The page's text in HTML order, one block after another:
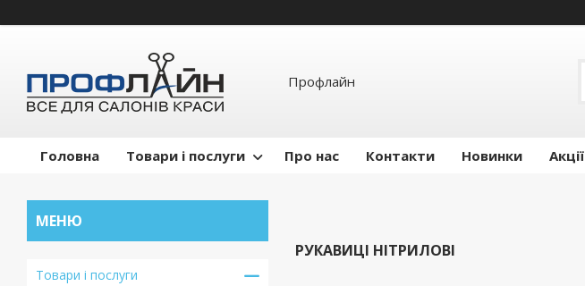
Профлайн
Головна Товари і послуги Про нас Контакти Новинки Акції
РУКАВИЦІ НІТРИЛОВІ
Товари і послуги